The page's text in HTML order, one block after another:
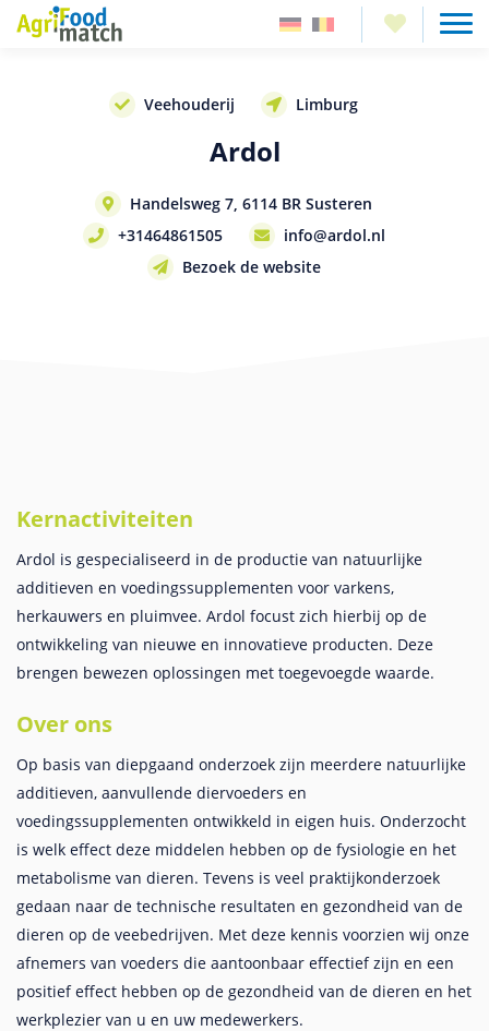
Veehouderij Limburg
Ardol
Handelsweg 7, 6114 BR Susteren
+31464861505
info@ardol.nl
Bezoek de website
Kernactiviteiten
Ardol is gespecialiseerd in de productie van natuurlijke
additieven en voedingssupplementen voor varkens,
herkauwers en pluimvee. Ardol focust zich hierbij op de
ontwikkeling van nieuwe en innovatieve producten. Deze
brengen bewezen oplossingen met toegevoegde waarde.
Over ons
Op basis van diepgaand onderzoek zijn meerdere natuurlijke
additieven, aanvullende diervoeders en
voedingssupplementen ontwikkeld in eigen huis. Onderzocht
is welk effect deze middelen hebben op de fysiologie en het
metabolisme van dieren. Tevens is veel praktijkonderzoek
gedaan naar de technische resultaten en gezondheid van de
dieren op de veebedrijven. Met deze kennis voorzien wij onze
afnemers van voeders die aantoonbaar effectief zijn en een
positief effect hebben op de gezondheid van de dieren en het
werkplezier van u en uw medewerkers.